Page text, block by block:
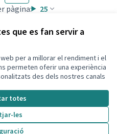
que es fan servir a
per a millorar el rendiment i el
permeten oferir una experiència
des dels nostres canals
totes
les
pàgina: 25
Amb
(Enllaç